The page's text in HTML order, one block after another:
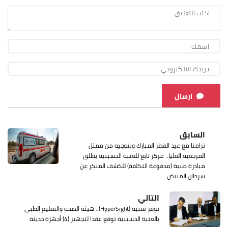
ارسال
السابق
تزامنا مع عيد الفطر المبارك وبتوجيه من ممثل
المرجعية العليا.. مركز تابع للعتبة الحسينية يطلق
مبادرة طبية (مدفوعة التكلفة) للكشف المبكر عن
سرطان المبيض
التالي
توفر تقنية (HyperSight).. هيئة الصحة والتعليم الطبي
بالعتبة الحسينية توقع عقدا لتجهيز (4) أجهزة حديثة